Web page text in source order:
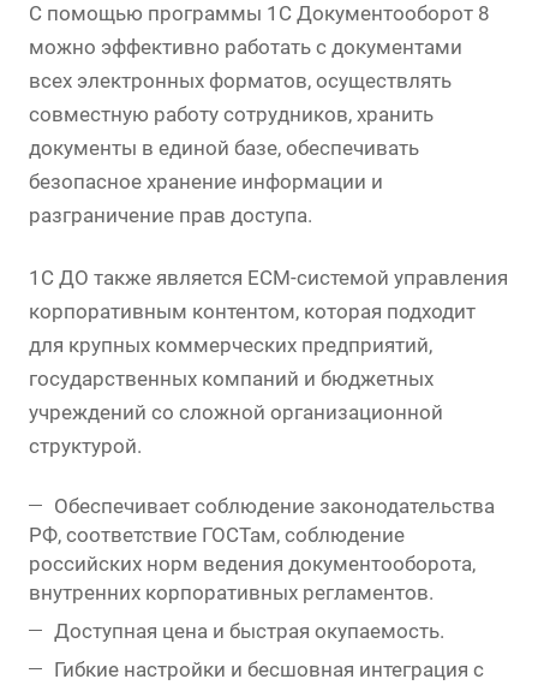
С помощью программы 1С Документооборот 8
можно эффективно работать с документами
всех электронных форматов, осуществлять
совместную работу сотрудников, хранить
документы в единой базе, обеспечивать
безопасное хранение информации и
разграничение прав доступа.
1С ДО также является ECM-системой управления
корпоративным контентом, которая подходит
для крупных коммерческих предприятий,
государственных компаний и бюджетных
учреждений со сложной организационной
структурой.
Обеспечивает соблюдение законодательства
РФ, соответствие ГОСТам, соблюдение
российских норм ведения документооборота,
внутренних корпоративных регламентов.
Доступная цена и быстрая окупаемость.
Гибкие настройки и бесшовная интеграция с